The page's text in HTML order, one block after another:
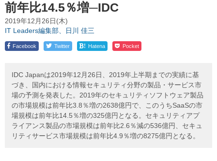
前年比14.5％増─IDC
2019年12月26日(木)
IT Leaders編集部、日川 佳三
Facebook Twitter ! Hatena Pocket
IDC Japanは2019年12月26日、2019年上半期までの実績に基
づき、国内における情報セキュリティ分野の製品・サービス市
場の予測を発表した。2019年のセキュリティソフトウェア製品
の市場規模は前年比3.8％増の2638億円で、このうちSaaSの市
場規模は前年比14.5％増の325億円となる。セキュリティアプ
ライアンス製品の市場規模は前年比2.6％減の536億円、セキュ
リティサービス市場規模は前年比4.9％増の8275億円となる。